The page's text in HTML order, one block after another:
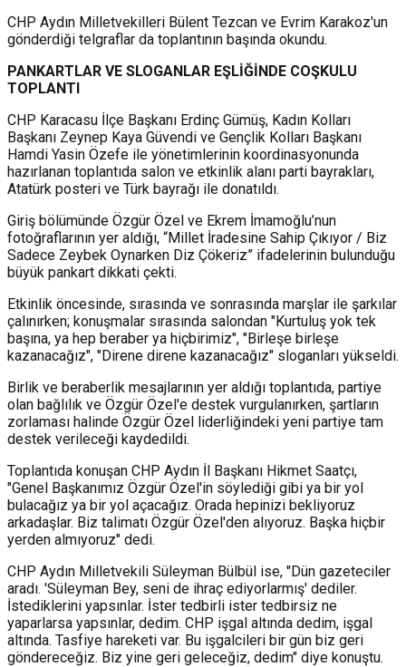
CHP Aydın Milletvekilleri Bülent Tezcan ve Evrim Karakoz'un
gönderdiği telgraflar da toplantının başında okundu. ​
PANKARTLAR VE SLOGANLAR EŞLİĞİNDE COŞKULU
TOPLANTI
CHP Karacasu İlçe Başkanı Erdinç Gümüş, Kadın Kolları
Başkanı Zeynep Kaya Güvendi ve Gençlik Kolları Başkanı
Hamdi Yasin Özefe ile yönetimlerinin koordinasyonunda
hazırlanan toplantıda salon ve etkinlik alanı parti bayrakları,
Atatürk posteri ve Türk bayrağı ile donatıldı.
Giriş bölümünde Özgür Özel ve Ekrem İmamoğlu’nun
fotoğraflarının yer aldığı, “Millet İradesine Sahip Çıkıyor / Biz
Sadece Zeybek Oynarken Diz Çökeriz” ifadelerinin bulunduğu
büyük pankart dikkati çekti.
Etkinlik öncesinde, sırasında ve sonrasında marşlar ile şarkılar
çalınırken; konuşmalar sırasında salondan "Kurtuluş yok tek
başına, ya hep beraber ya hiçbirimiz", "Birleşe birleşe
kazanacağız", "Direne direne kazanacağız" sloganları yükseldi.
​Birlik ve beraberlik mesajlarının yer aldığı toplantıda, partiye
olan bağlılık ve Özgür Özel'e destek vurgulanırken, şartların
zorlaması halinde Özgür Özel liderliğindeki yeni partiye tam
destek verileceği kaydedildi. ​
Toplantıda konuşan CHP Aydın İl Başkanı Hikmet Saatçı,
"Genel Başkanımız Özgür Özel'in söylediği gibi ya bir yol
bulacağız ya bir yol açacağız. Orada hepinizi bekliyoruz
arkadaşlar. Biz talimatı Özgür Özel'den alıyoruz. Başka hiçbir
yerden almıyoruz" dedi.
CHP Aydın Milletvekili Süleyman Bülbül ise, "Dün gazeteciler
aradı. 'Süleyman Bey, seni de ihraç ediyorlarmış' dediler.
İstediklerini yapsınlar. İster tedbirli ister tedbirsiz ne
yaparlarsa yapsınlar, dedim. CHP işgal altında dedim, işgal
altında. Tasfiye hareketi var. Bu işgalcileri bir gün biz geri
göndereceğiz. Biz yine geri geleceğiz, dedim" diye konuştu.